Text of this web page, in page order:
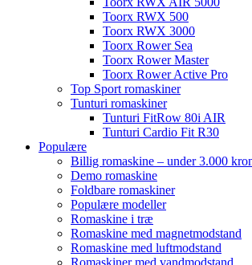
Toorx RWX 500
Toorx RWX 3000
Toorx Rower Sea
Toorx Rower Master
Toorx Rower Active Pro
Top Sport romaskiner
Tunturi romaskiner
Tunturi FitRow 80i AIR
Tunturi Cardio Fit R30
Populære
Billig romaskine – under 3.000
Demo romaskine
Foldbare romaskiner
Populære modeller
Romaskine i træ
Romaskine med magnetmodstand
Romaskine med luftmodstand
Romaskiner med vandmodstand